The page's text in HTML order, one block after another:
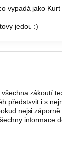
vypadá jako
jedou :)
zákoutí
představit i s
nejsi
informace